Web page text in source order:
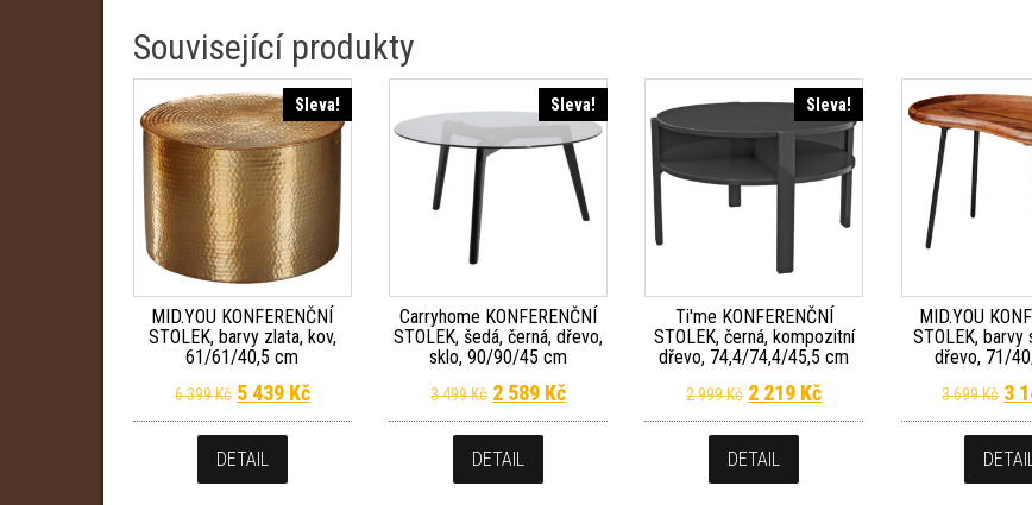
Související produkty
Sleva!
MID.YOU KONFERENČNÍ
STOLEK, barvy zlata, kov,
61/61/40,5 cm
6 399Kč Původní cena byla: 6 399 Kč.
5 439 KčAktuální cena je: 5 439 Kč.
DETAIL
Sleva!
Carryhome KONFERENČNÍ
STOLEK, šedá, černá, dřevo,
sklo, 90/90/45 cm
3 499Kč Původní cena byla: 3 499 Kč.
2 589 KčAktuální cena je: 2 589 Kč.
DETAIL
Sleva!
Ti'me KONFERENČNÍ
STOLEK, černá, kompozitní
dřevo, 74,4/74,4/45,5 cm
2 999Kč Původní cena byla: 2 999 Kč.
2 219 KčAktuální cena je: 2 219
DETAIL
MID.YOU
STOLEK, barvy
dřevo, 71/
3 699Kč 3
DETAIL